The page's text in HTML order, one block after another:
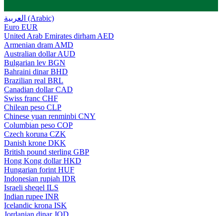
العربية (Arabic)
Euro EUR
United Arab Emirates dirham AED
Armenian dram AMD
Australian dollar AUD
Bulgarian lev BGN
Bahraini dinar BHD
Brazilian real BRL
Canadian dollar CAD
Swiss franc CHF
Chilean peso CLP
Chinese yuan renminbi CNY
Columbian peso COP
Czech koruna CZK
Danish krone DKK
British pound sterling GBP
Hong Kong dollar HKD
Hungarian forint HUF
Indonesian rupiah IDR
Israeli sheqel ILS
Indian rupee INR
Icelandic krona ISK